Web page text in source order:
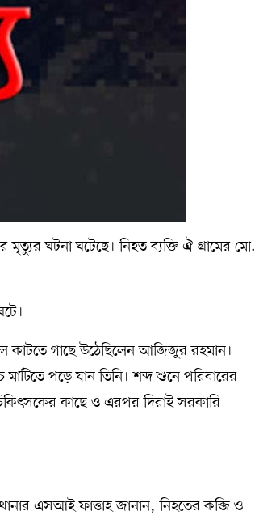
ঘটনা ঘটেছে। নিহত ব্যক্তি ঐ গ্রামের মো.
কাটতে গাছে উঠেছিলেন আজিজুর রহমান।
পড়ে যান তিনি। শব্দ শুনে পরিবারের
কাছে ও এরপর দিরাই সরকারি
এসআই ফাত্তাহ জানান, নিহতের কব্জি ও